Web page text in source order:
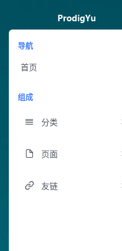
导航
首页
组成
分类
页面
友链